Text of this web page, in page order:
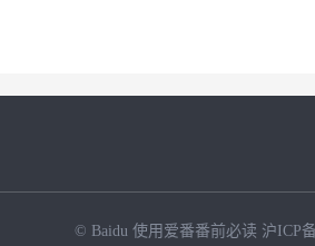
© Baidu 使用爱番番前必读 沪ICP